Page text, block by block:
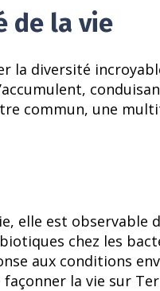
de la vie
la diversité
commun, une
elle est observable
chez les
aux conditions
la vie sur